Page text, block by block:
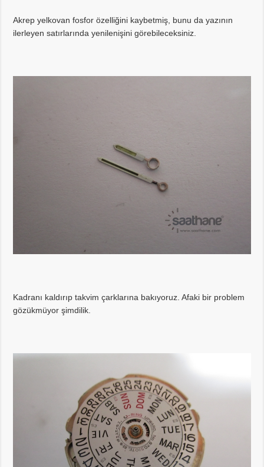
Akrep yelkovan fosfor özelliğini kaybetmiş, bunu da yazının
ilerleyen satırlarında yenilenişini görebileceksiniz.
Kadranı kaldırıp takvim çarklarına bakıyoruz. Afaki bir problem
gözükmüyor şimdilik.